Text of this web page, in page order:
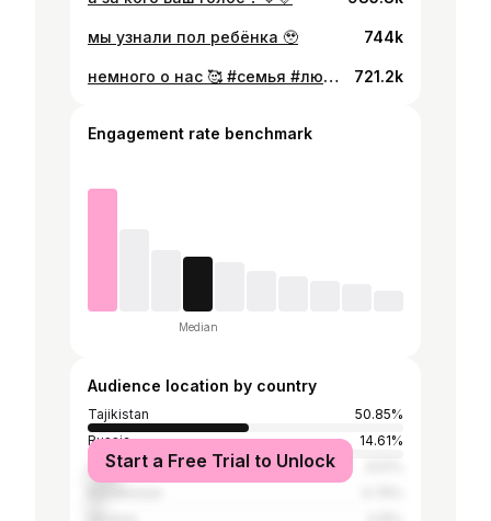
мы узнали пол ребёнка 🥹 744k
немного о нас 🥰 #семья #люблютебя 721.2k
Engagement rate benchmark
Median
Audience location by country
Tajikistan
50.85%
Russia
14.61%
Uzbekistan
Start a Free Trial to Unlock